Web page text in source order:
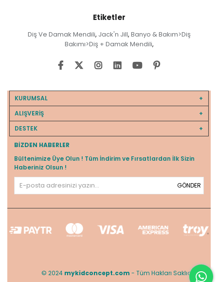
Etiketler
Diş Ve Damak Mendili, Jack'n Jill, Banyo & Bakım>Diş
Bakımı>Diş + Damak Mendili,
KURUMSAL
ALIŞVERİŞ
DESTEK
BIZDEN HABERLER
Bültenimize Üye Olun ! Tüm İndirim ve Fırsatlardan İlk Sizin
Haberiniz Olsun !
GÖNDER
© 2024 mykidconcept.com - Tüm Hakları Saklıdır.